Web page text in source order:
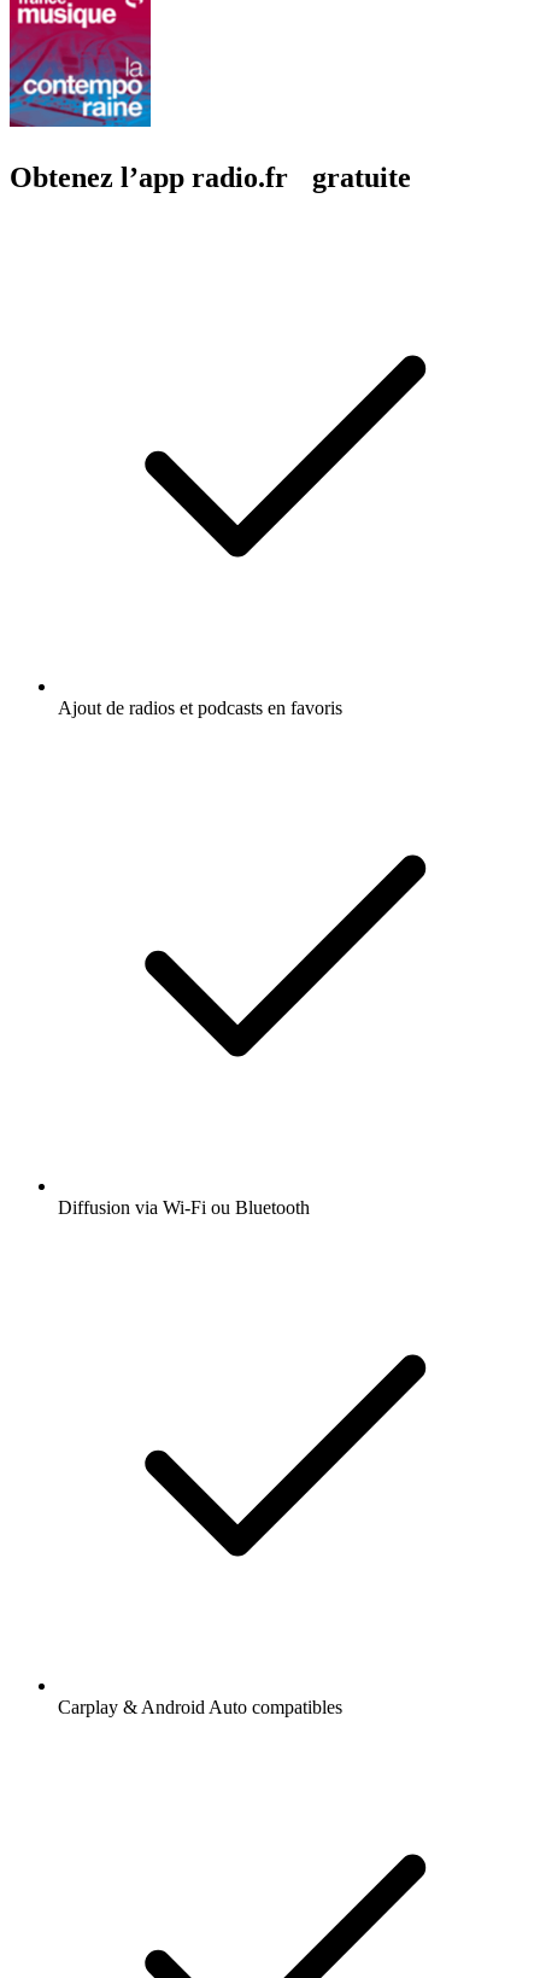
Obtenez l’app radio.fr gratuite
Ajout de radios et podcasts en favoris
Diffusion via Wi-Fi ou Bluetooth
Carplay & Android Auto compatibles